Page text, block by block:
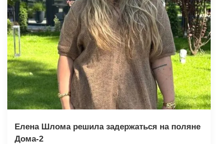
Елена Шлома решила задержаться на поляне
Дома-2